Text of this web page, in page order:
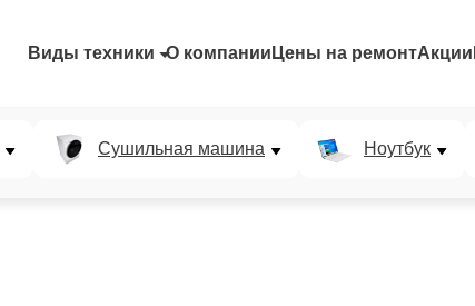
Виды техники О компании Цены на ремонтАкции
Сушильная машина Ноутбук